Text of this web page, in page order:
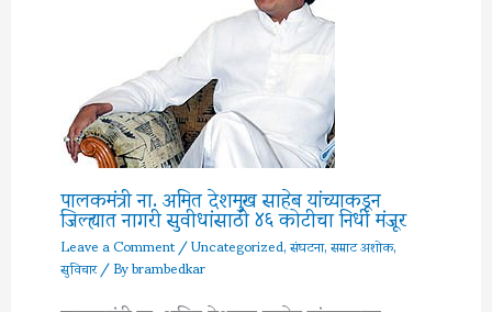
पालकमंत्री ना. अमित देशमुख साहेब यांच्याकडून
जिल्ह्यात नागरी सुवीधांसाठी ४६ कोटीचा निधी मंजूर
Leave a Comment/Uncategorized,संघटना,सम्राट अशोक,
सुविचार/ Bybrambedkar